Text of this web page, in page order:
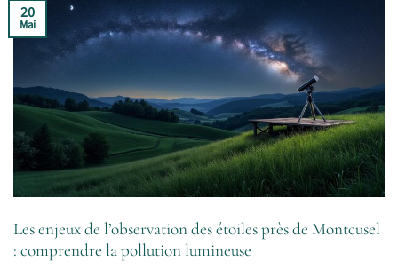
20
Mai
Les enjeux de l’observation des étoiles près de Montcusel
: comprendre la pollution lumineuse